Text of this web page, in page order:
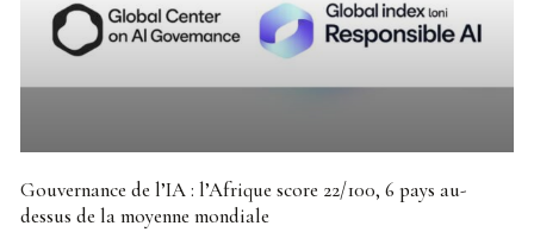
Gouvernance de l’IA : l’Afrique score 22/100, 6 pays au-
dessus de la moyenne mondiale